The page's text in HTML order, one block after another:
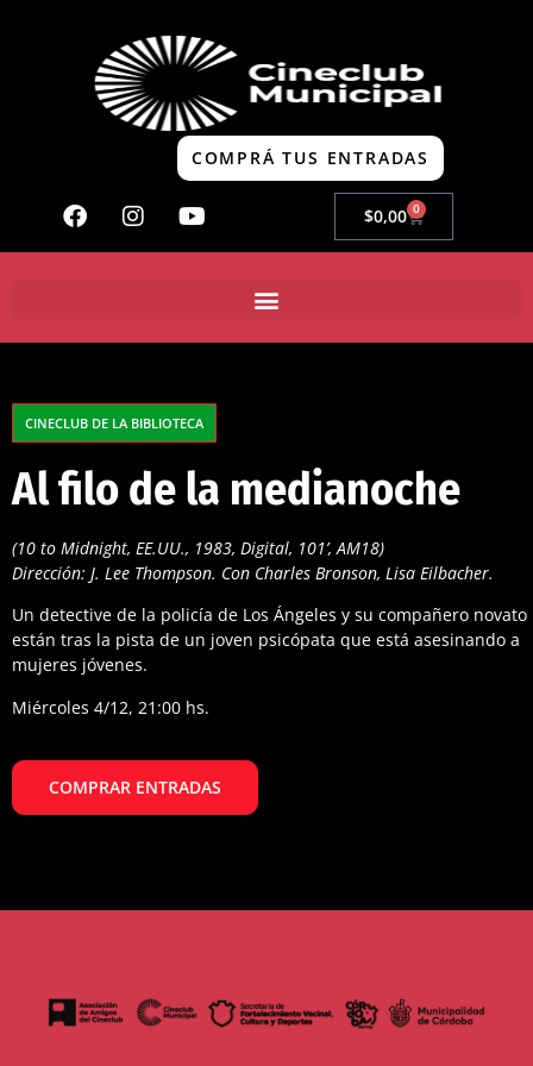
COMPRÁ TUS ENTRADAS
$0,00 0
CINECLUB DE LA BIBLIOTECA
Al filo de la medianoche
(10 to Midnight, EE.UU., 1983, Digital, 101’, AM18)
Dirección: J. Lee Thompson. Con Charles Bronson, Lisa Eilbacher.
Un detective de la policía de Los Ángeles y su compañero novato
están tras la pista de un joven psicópata que está asesinando a
mujeres jóvenes.
Miércoles 4/12, 21:00 hs.
COMPRAR ENTRADAS